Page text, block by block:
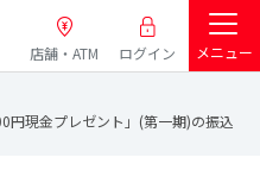
店舗・ATM ログイン
メニュー
円現金プレゼント」(第一期)の振込